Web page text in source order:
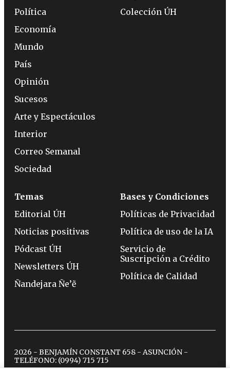
Política
Economía
Mundo
País
Opinión
Sucesos
Arte y Espectáculos
Interior
Correo Semanal
Sociedad
Colección ÚH
Temas
Editorial ÚH
Noticias positivas
Pódcast ÚH
Newsletters ÚH
Ñandejara Ñe’ẽ
Bases y Condiciones
Políticas de Privacidad
Política de uso de la IA
Servicio de
Suscripción a Crédito
Política de Calidad
2026 - BENJAMÍN CONSTANT 658 - ASUNCIÓN -
TELÉFONO: (0994) 715 715